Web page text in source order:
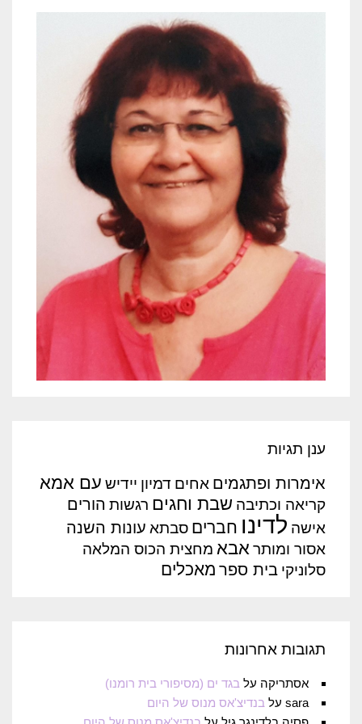
ענן תגיות
אימרות ופתגמים אחים דמיון יידיש עם אמא
קריאה וכתיבה שבת וחגים רגשות הורים
אישה לדינו חברים סבתא עונות השנה
אסור ומותר אבא מחצית הכוס המלאה
סלוניקי בית ספר מאכלים
תגובות אחרונות
אסתריקה על בגד ים (מסיפורי בית רומנו)
sara על בנדיצ'אס מנוס של היום